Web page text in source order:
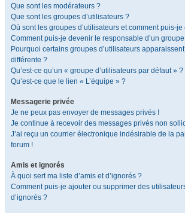
Que sont les modérateurs ?
Que sont les groupes d’utilisateurs ?
Où sont les groupes d’utilisateurs et comment puis-
Comment puis-je devenir le responsable d’un
Pourquoi certains groupes d’utilisateurs
différente ?
Qu’est-ce qu’un « groupe d’utilisateurs par défaut » ?
Qu’est-ce que le lien « L’équipe » ?
Messagerie privée
Je ne peux pas envoyer de messages privés !
Je continue à recevoir des messages privés non
J’ai reçu un courrier électronique indésirable de la
forum !
Amis et ignorés
À quoi sert ma liste d’amis et d’ignorés ?
Comment puis-je ajouter ou supprimer des
d’ignorés ?